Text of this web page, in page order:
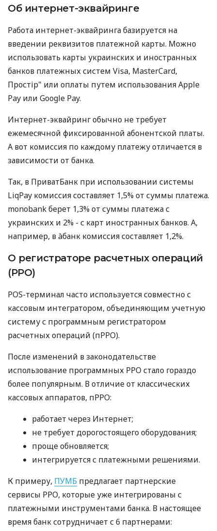
Об интернет-эквайринге
Работа интернет-эквайринга базируется на
введении реквизитов платежной карты. Можно
использовать карты украинских и иностранных
банков платежных систем Visa, MasterCard,
Простір" или оплаты путем использования Apple
Pay или Google Pay.
Интернет-эквайринг обычно не требует
ежемесячной фиксированной абонентской платы.
А вот комиссия по каждому платежу отличается в
зависимости от банка.
Так, в ПриватБанк при использовании системы
LiqPay комиссия составляет 1,5% от суммы платежа.
monobank берет 1,3% от суммы платежа с
украинских и 2% - с карт иностранных банков. А,
например, в àбанк комиссия составляет 1,2%.
О регистраторе расчетных операций
(РРО)
POS-терминал часто используется совместно с
кассовым интегратором, объединяющим учетную
систему с программным регистратором
расчетных операций (пРРО).
После изменений в законодательстве
использование программных РРО стало гораздо
более популярным. В отличие от классических
кассовых аппаратов, пРРО:
работает через Интернет;
не требует дорогостоящего оборудования;
проще обновляется;
интегрируется с платежными решениями.
К примеру, ПУМБ предлагает партнерские
сервисы РРО, которые уже интегрированы с
платежными инструментами банка. В настоящее
время банк сотрудничает с 6 партнерами: